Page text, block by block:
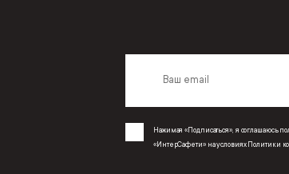
Нажимая «Подписаться», я соглашаюсь
«ИнтерСафети» на условиях Политики